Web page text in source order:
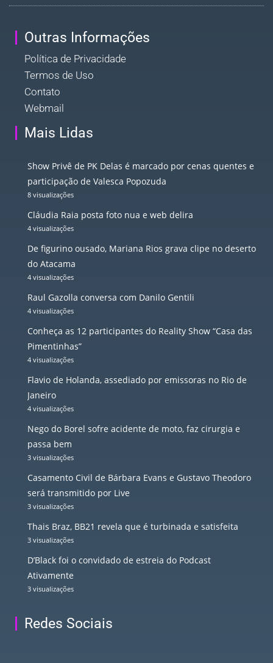
Outras Informações
Política de Privacidade
Termos de Uso
Contato
Webmail
Mais Lidas
Show Privê de PK Delas é marcado por cenas quentes e
participação de Valesca Popozuda
8 visualizações
Cláudia Raia posta foto nua e web delira
4 visualizações
De figurino ousado, Mariana Rios grava clipe no deserto
do Atacama
4 visualizações
Raul Gazolla conversa com Danilo Gentili
4 visualizações
Conheça as 12 participantes do Reality Show “Casa das
Pimentinhas”
4 visualizações
Flavio de Holanda, assediado por emissoras no Rio de
Janeiro
4 visualizações
Nego do Borel sofre acidente de moto, faz cirurgia e
passa bem
3 visualizações
Casamento Civil de Bárbara Evans e Gustavo Theodoro
será transmitido por Live
3 visualizações
Thais Braz, BB21 revela que é turbinada e satisfeita
3 visualizações
D’Black foi o convidado de estreia do Podcast
Ativamente
3 visualizações
Redes Sociais